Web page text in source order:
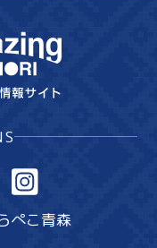
ぺこ青森